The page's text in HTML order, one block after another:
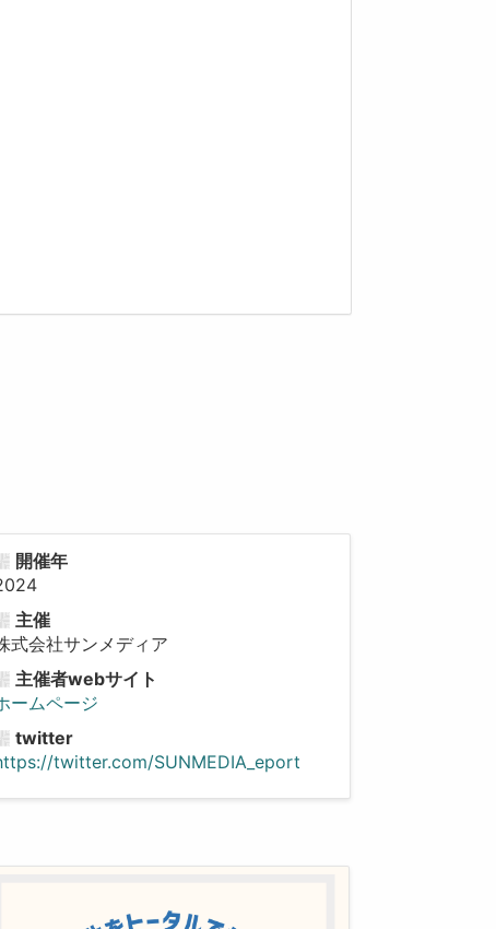
開催年
主催
式会社サンメディア
主催者webサイト
ームページ
twitter
twitter.com/SUNMEDIA_eport